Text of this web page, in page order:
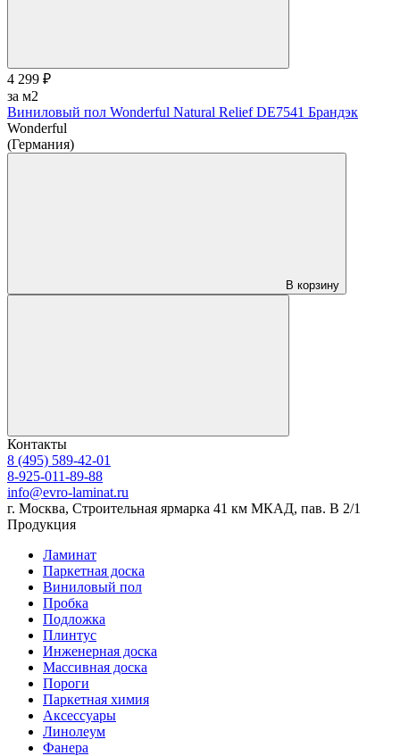
4 299 ₽
за м2
Виниловый пол Wonderful Natural Relief DE7541 Брандэк
Wonderful
(Германия)
В корзину
Контакты
8 (495) 589-42-01
8-925-011-89-88
info@evro-laminat.ru
г. Москва, Строительная ярмарка 41 км МКАД, пав. В 2/1
Продукция
Ламинат
Паркетная доска
Виниловый пол
Пробка
Подложка
Плинтус
Инженерная доска
Массивная доска
Пороги
Паркетная химия
Аксессуары
Линолеум
Фанера